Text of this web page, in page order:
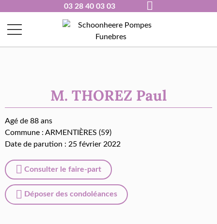
03 28 40 03 03
M. THOREZ Paul
Agé de 88 ans
Commune : ARMENTIÈRES (59)
Date de parution : 25 février 2022
Consulter le faire-part
Déposer des condoléances